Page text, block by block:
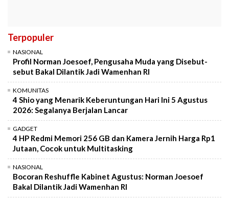
Terpopuler
NASIONAL
Profil Norman Joesoef, Pengusaha Muda yang Disebut-
sebut Bakal Dilantik Jadi Wamenhan RI
KOMUNITAS
4 Shio yang Menarik Keberuntungan Hari Ini 5 Agustus
2026: Segalanya Berjalan Lancar
GADGET
4 HP Redmi Memori 256 GB dan Kamera Jernih Harga Rp1
Jutaan, Cocok untuk Multitasking
NASIONAL
Bocoran Reshuffle Kabinet Agustus: Norman Joesoef
Bakal Dilantik Jadi Wamenhan RI